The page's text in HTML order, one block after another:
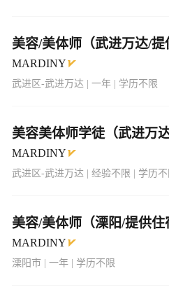
美容/美体师（武进万达/提
MARDINY
武进区-武进万达 | 一年 | 学历不限
美容美体师学徒（武进万
MARDINY
武进区-武进万达 | 经验不限 | 学历不
美容/美体师（溧阳/提供住
MARDINY
溧阳市 | 一年 | 学历不限